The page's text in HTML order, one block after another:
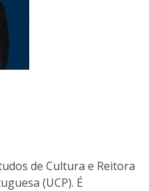
de Cultura e Reitora
(UCP). É